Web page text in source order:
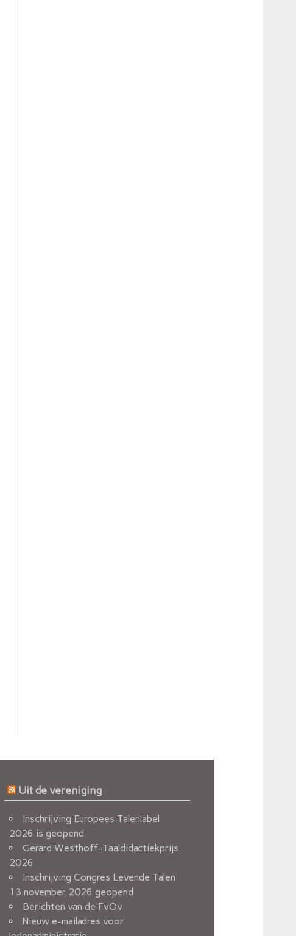
Uit de vereniging
Inschrijving Europees Talenlabel
2026 is geopend
Gerard Westhoff-Taaldidactiekprijs
2026
Inschrijving Congres Levende Talen
13 november 2026 geopend
Berichten van de FvOv
Nieuw e-mailadres voor